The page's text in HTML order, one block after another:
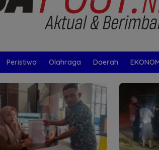
Peristiwa Olahraga Daerah